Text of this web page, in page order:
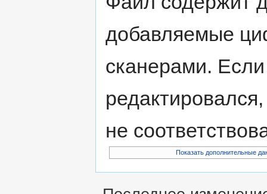
добавляемые
сканерами.
не
Показать дополнительные